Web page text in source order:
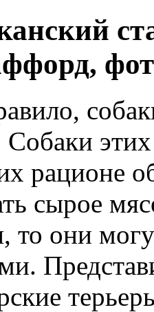
Собаки
рационе
сырое
то они